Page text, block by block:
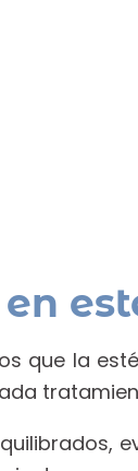
que la